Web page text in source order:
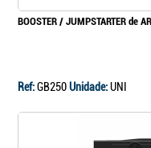
BOOSTER / JUMPSTARTER de
Ref:GB250Unidade:UNI